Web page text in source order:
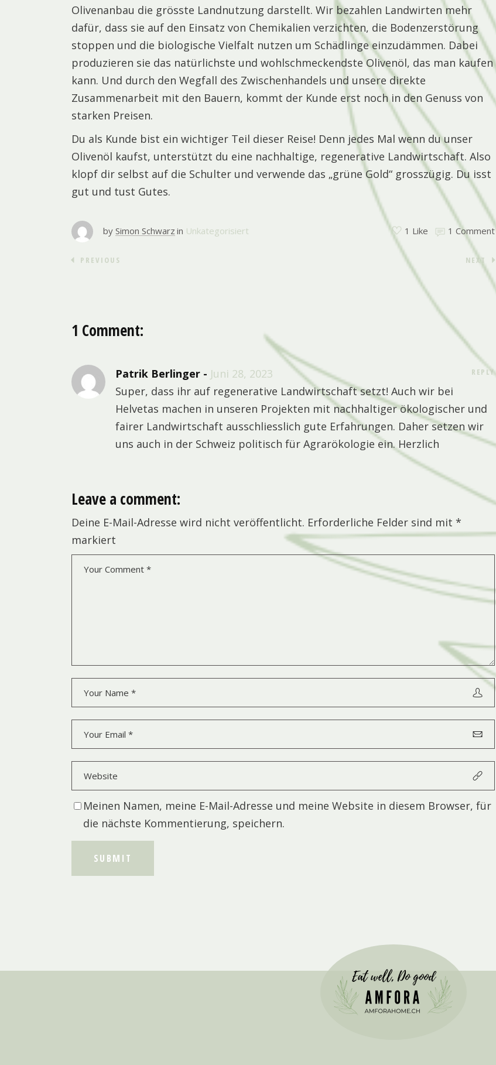
Olivenanbau die grösste Landnutzung darstellt. Wir bezahlen Landwirten mehr
dafür, dass sie auf den Einsatz von Chemikalien verzichten, die Bodenzerstörung
stoppen und die biologische Vielfalt nutzen um Schädlinge einzudämmen. Dabei
produzieren sie das natürlichste und wohlschmeckendste Olivenöl, das man kaufen
kann. Und durch den Wegfall des Zwischenhandels und unsere direkte
Zusammenarbeit mit den Bauern, kommt der Kunde erst noch in den Genuss von
starken Preisen.
Du als Kunde bist ein wichtiger Teil dieser Reise! Denn jedes Mal wenn du unser
Olivenöl kaufst, unterstützt du eine nachhaltige, regenerative Landwirtschaft. Also
klopf dir selbst auf die Schulter und verwende das „grüne Gold“ grosszügig. Du isst
gut und tust Gutes.
by Simon Schwarz in Unkategorisiert 1 Like 1 Comment
PREVIOUS NEXT
1 Comment:
REPLY
Patrik Berlinger
Juni 28, 2023
Super, dass ihr auf regenerative Landwirtschaft setzt! Auch wir bei
Helvetas machen in unseren Projekten mit nachhaltiger ökologischer und
fairer Landwirtschaft ausschliesslich gute Erfahrungen. Daher setzen wir
uns auch in der Schweiz politisch für Agrarökologie ein. Herzlich
Leave a comment:
Deine E-Mail-Adresse wird nicht veröffentlicht. Erforderliche Felder sind mit *
markiert
Meinen Namen, meine E-Mail-Adresse und meine Website in diesem Browser, für
die nächste Kommentierung, speichern.
SUBMIT